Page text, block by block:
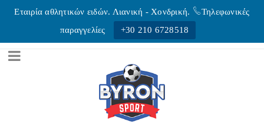
Εταιρία αθλητικών ειδών. Λιανική - Xονδρική.
Τηλεφωνικές
παραγγελίες
+30 210 6728518